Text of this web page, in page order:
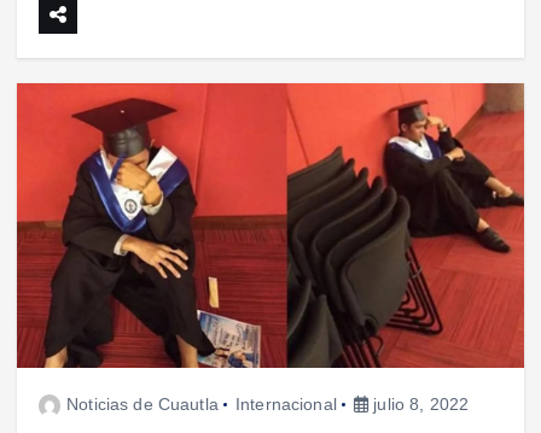
Noticias de Cuautla Internacional julio 8, 2022